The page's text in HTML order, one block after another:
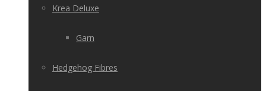
Krea Deluxe
Garn
Hedgehog Fibres